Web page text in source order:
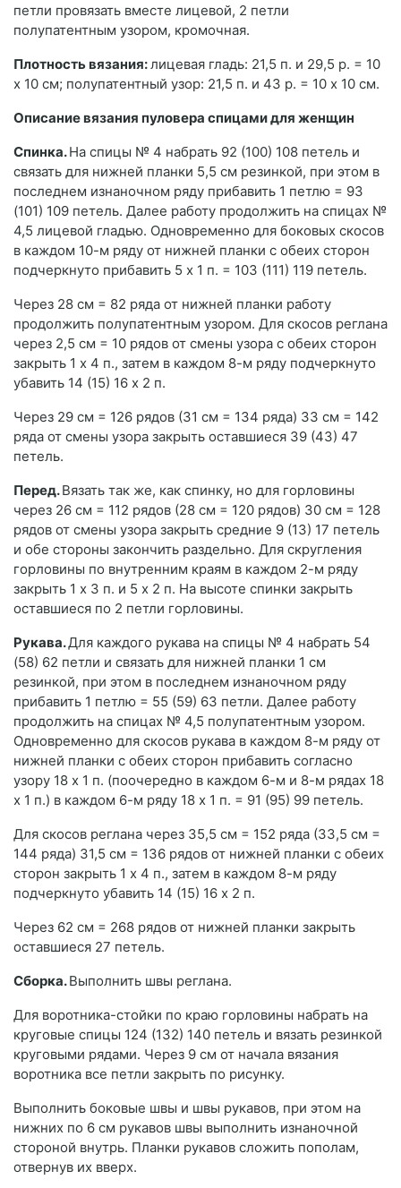
петли провязать вместе лицевой, 2 петли
полупатентным узором, кромочная.
Плотность вязания: лицевая гладь: 21,5 п. и 29,5 р. = 10
х 10 см; полупатентный узор: 21,5 п. и 43 р. = 10 х 10 см.
Описание вязания пуловера спицами для женщин
Спинка.На спицы № 4 набрать 92 (100) 108 петель и
связать для нижней планки 5,5 см резинкой, при этом в
последнем изнаночном ряду прибавить 1 петлю = 93
(101) 109 петель. Далее работу продолжить на спицах №
4,5 лицевой гладью. Одновременно для боковых скосов
в каждом 10-м ряду от нижней планки с обеих сторон
подчеркнуто прибавить 5 х 1 п. = 103 (111) 119 петель.
Через 28 см = 82 ряда от нижней планки работу
продолжить полупатентным узором. Для скосов реглана
через 2,5 см = 10 рядов от смены узора с обеих сторон
закрыть 1 х 4 п., затем в каждом 8-м ряду подчеркнуто
убавить 14 (15) 16 х 2 п.
Через 29 см = 126 рядов (31 см = 134 ряда) 33 см = 142
ряда от смены узора закрыть оставшиеся 39 (43) 47
петель.
Перед.Вязать так же, как спинку, но для горловины
через 26 см = 112 рядов (28 см = 120 рядов) 30 см = 128
рядов от смены узора закрыть средние 9 (13) 17 петель
и обе стороны закончить раздельно. Для скругления
горловины по внутренним краям в каждом 2-м ряду
закрыть 1 х 3 п. и 5 х 2 п. На высоте спинки закрыть
оставшиеся по 2 петли горловины.
Рукава.Для каждого рукава на спицы № 4 набрать 54
(58) 62 петли и связать для нижней планки 1 см
резинкой, при этом в последнем изнаночном ряду
прибавить 1 петлю = 55 (59) 63 петли. Далее работу
продолжить на спицах № 4,5 полупатентным узором.
Одновременно для скосов рукава в каждом 8-м ряду от
нижней планки с обеих сторон прибавить согласно
узору 18 х 1 п. (поочередно в каждом 6-м и 8-м рядах 18
х 1 п.) в каждом 6-м ряду 18 х 1 п. = 91 (95) 99 петель.
Для скосов реглана через 35,5 см = 152 ряда (33,5 см =
144 ряда) 31,5 см = 136 рядов от нижней планки с обеих
сторон закрыть 1 х 4 п., затем в каждом 8-м ряду
подчеркнуто убавить 14 (15) 16 х 2 п.
Через 62 см = 268 рядов от нижней планки закрыть
оставшиеся 27 петель.
Сборка.Выполнить швы реглана.
Для воротника-стойки по краю горловины набрать на
круговые спицы 124 (132) 140 петель и вязать резинкой
круговыми рядами. Через 9 см от начала вязания
воротника все петли закрыть по рисунку.
Выполнить боковые швы и швы рукавов, при этом на
нижних по 6 см рукавов швы выполнить изнаночной
стороной внутрь. Планки рукавов сложить пополам,
отвернув их вверх.